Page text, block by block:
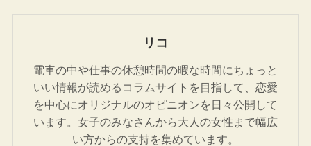
リコ
電車の中や仕事の休憩時間の暇な時間にちょっと
いい情報が読めるコラムサイトを目指して、恋愛
を中心にオリジナルのオピニオンを日々公開して
います。女子のみなさんから大人の女性まで幅広
い方からの支持を集めています。